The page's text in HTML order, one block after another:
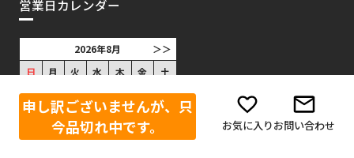
申し訳ございませんが、只
今品切れ中です。
お気に入りお問い合わせ
営業日カレンダー
＞＞
2026年8月
日
月 火 水 木 金
土
1
2
3 4 7
8
9
10 11 12 13 14
15